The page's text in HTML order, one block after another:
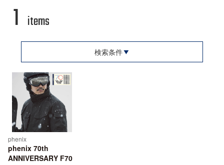
1 items
検索条件
phenix
phenix 70th
ANNIVERSARY F70